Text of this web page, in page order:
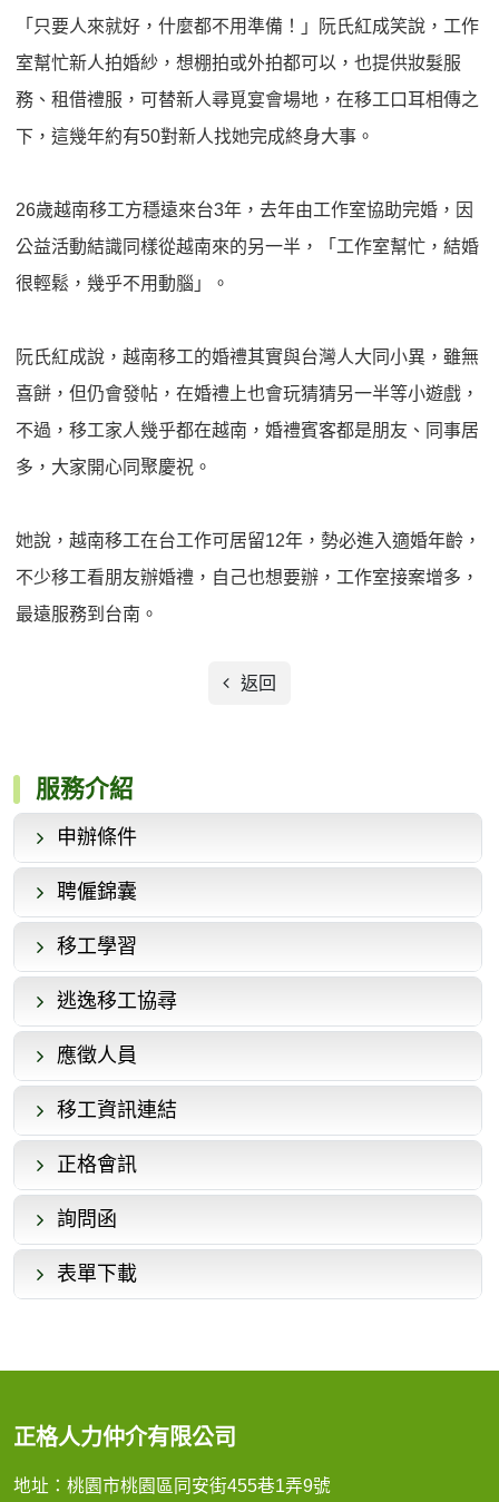
「只要人來就好，什麼都不用準備！」阮氏紅成笑說，工作
室幫忙新人拍婚紗，想棚拍或外拍都可以，也提供妝髮服
務、租借禮服，可替新人尋覓宴會場地，在移工口耳相傳之
下，這幾年約有50對新人找她完成終身大事。
26歲越南移工方穩遠來台3年，去年由工作室協助完婚，因
公益活動結識同樣從越南來的另一半，「工作室幫忙，結婚
很輕鬆，幾乎不用動腦」。
阮氏紅成說，越南移工的婚禮其實與台灣人大同小異，雖無
喜餅，但仍會發帖，在婚禮上也會玩猜猜另一半等小遊戲，
不過，移工家人幾乎都在越南，婚禮賓客都是朋友、同事居
多，大家開心同聚慶祝。
她說，越南移工在台工作可居留12年，勢必進入適婚年齡，
不少移工看朋友辦婚禮，自己也想要辦，工作室接案增多，
最遠服務到台南。
返回
服務介紹
申辦條件
聘僱錦囊
移工學習
逃逸移工協尋
應徵人員
移工資訊連結
正格會訊
詢問函
表單下載
正格人力仲介有限公司
地址：桃園市桃園區同安街455巷1弄9號